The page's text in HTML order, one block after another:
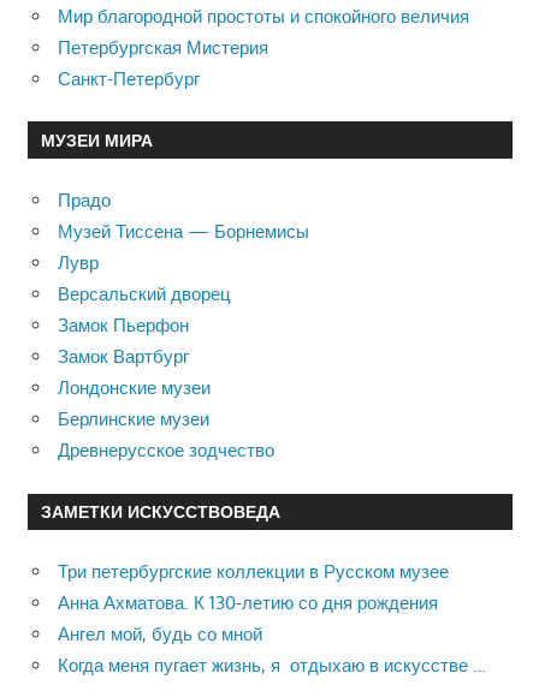
Мир благородной простоты и спокойного величия
Петербургская Мистерия
Санкт-Петербург
МУЗЕИ МИРА
Прадо
Музей Тиссена — Борнемисы
Лувр
Версальский дворец
Замок Пьерфон
Замок Вартбург
Лондонские музеи
Берлинские музеи
Древнерусское зодчество
ЗАМЕТКИ ИСКУССТВОВЕДА
Три петербургские коллекции в Русском музее
Анна Ахматова. К 130-летию со дня рождения
Ангел мой, будь со мной
Когда меня пугает жизнь, я отдыхаю в искусстве …